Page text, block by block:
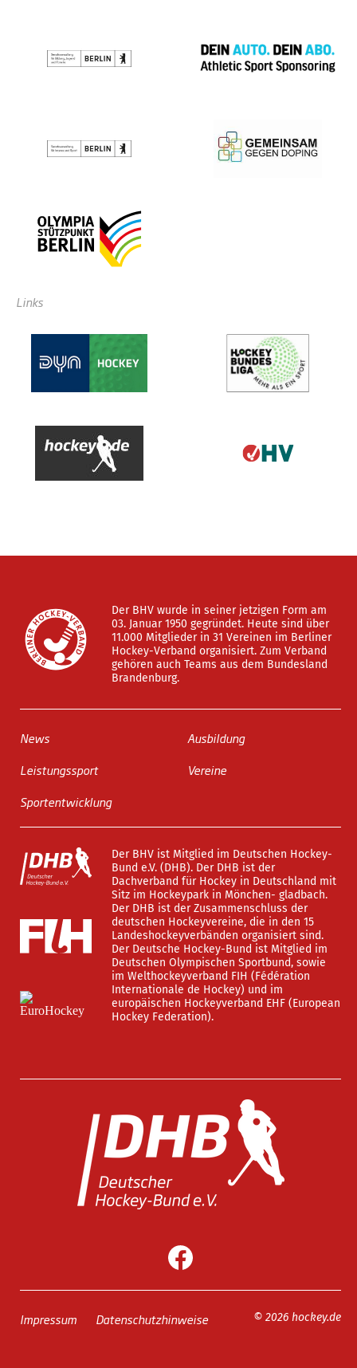
Links
Der BHV wurde in seiner jetzigen Form am
03. Januar 1950 gegründet. Heute sind über
11.000 Mitglieder in 31 Vereinen im Berliner
Hockey-Verband organisiert. Zum Verband
gehören auch Teams aus dem Bundesland
Brandenburg.
News
Leistungssport
Sportentwicklung
Ausbildung
Vereine
Der BHV ist Mitglied im Deutschen Hockey-
Bund e.V. (DHB). Der DHB ist der
Dachverband für Hockey in Deutschland mit
Sitz im Hockeypark in Mönchen- gladbach.
Der DHB ist der Zusammenschluss der
deutschen Hockeyvereine, die in den 15
Landeshockeyverbänden organisiert sind.
Der Deutsche Hockey-Bund ist Mitglied im
Deutschen Olympischen Sportbund, sowie
im Welthockeyverband FIH (Fédération
Internationale de Hockey) und im
europäischen Hockeyverband EHF (European
Hockey Federation).
Impressum Datenschutzhinweise © 2026 hockey.de